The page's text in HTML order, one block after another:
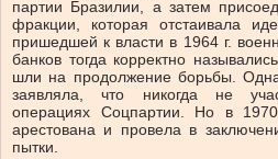
партии Бразилии, а затем
фракции, которая отстаивала
пришедшей к власти в 1964 г.
банков тогда корректно
шли на продолжение борьбы.
заявляла, что никогда не
операциях Соцпартии. Но в
арестована и провела в
пытки.